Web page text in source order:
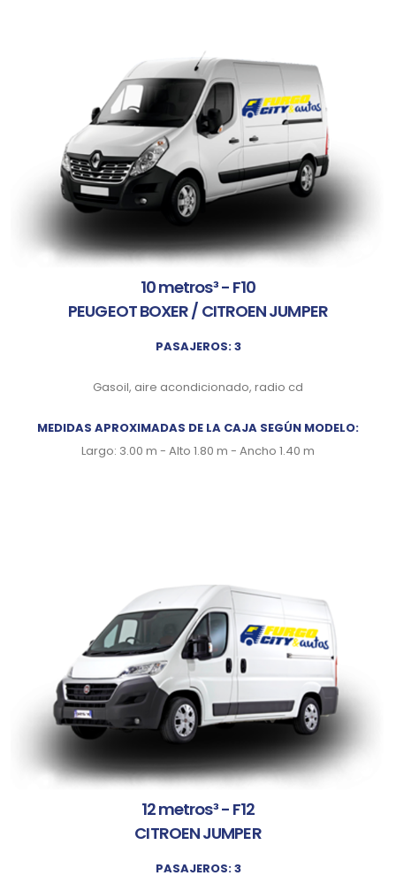
10 metros³ - F10
PEUGEOT BOXER / CITROEN JUMPER
PASAJEROS: 3
Gasoil, aire acondicionado, radio cd
MEDIDAS APROXIMADAS DE LA CAJA SEGÚN MODELO:
Largo: 3.00 m - Alto 1.80 m - Ancho 1.40 m
12 metros³ - F12
CITROEN JUMPER
PASAJEROS: 3